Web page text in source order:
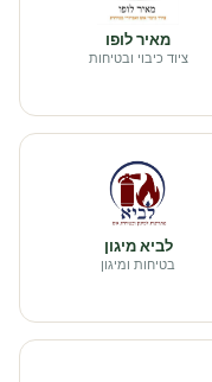
מאיר לופו
ציוד כיבוי ובטיחות
לביא מיגון
בטיחות ומיגון